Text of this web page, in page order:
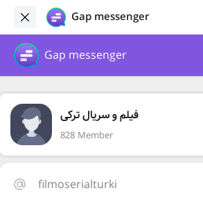
Gap messenger
Gap messenger
فیلم و سریال ترکی
828 Member
filmoserialturki